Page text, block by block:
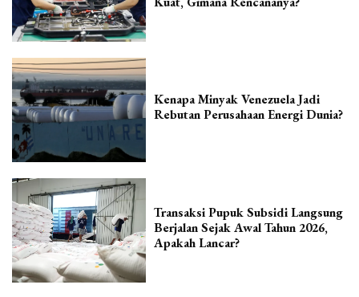
Kenapa Minyak Venezuela Jadi
Rebutan Perusahaan Energi Dunia?
Transaksi Pupuk Subsidi Langsung
Berjalan Sejak Awal Tahun 2026,
Apakah Lancar?